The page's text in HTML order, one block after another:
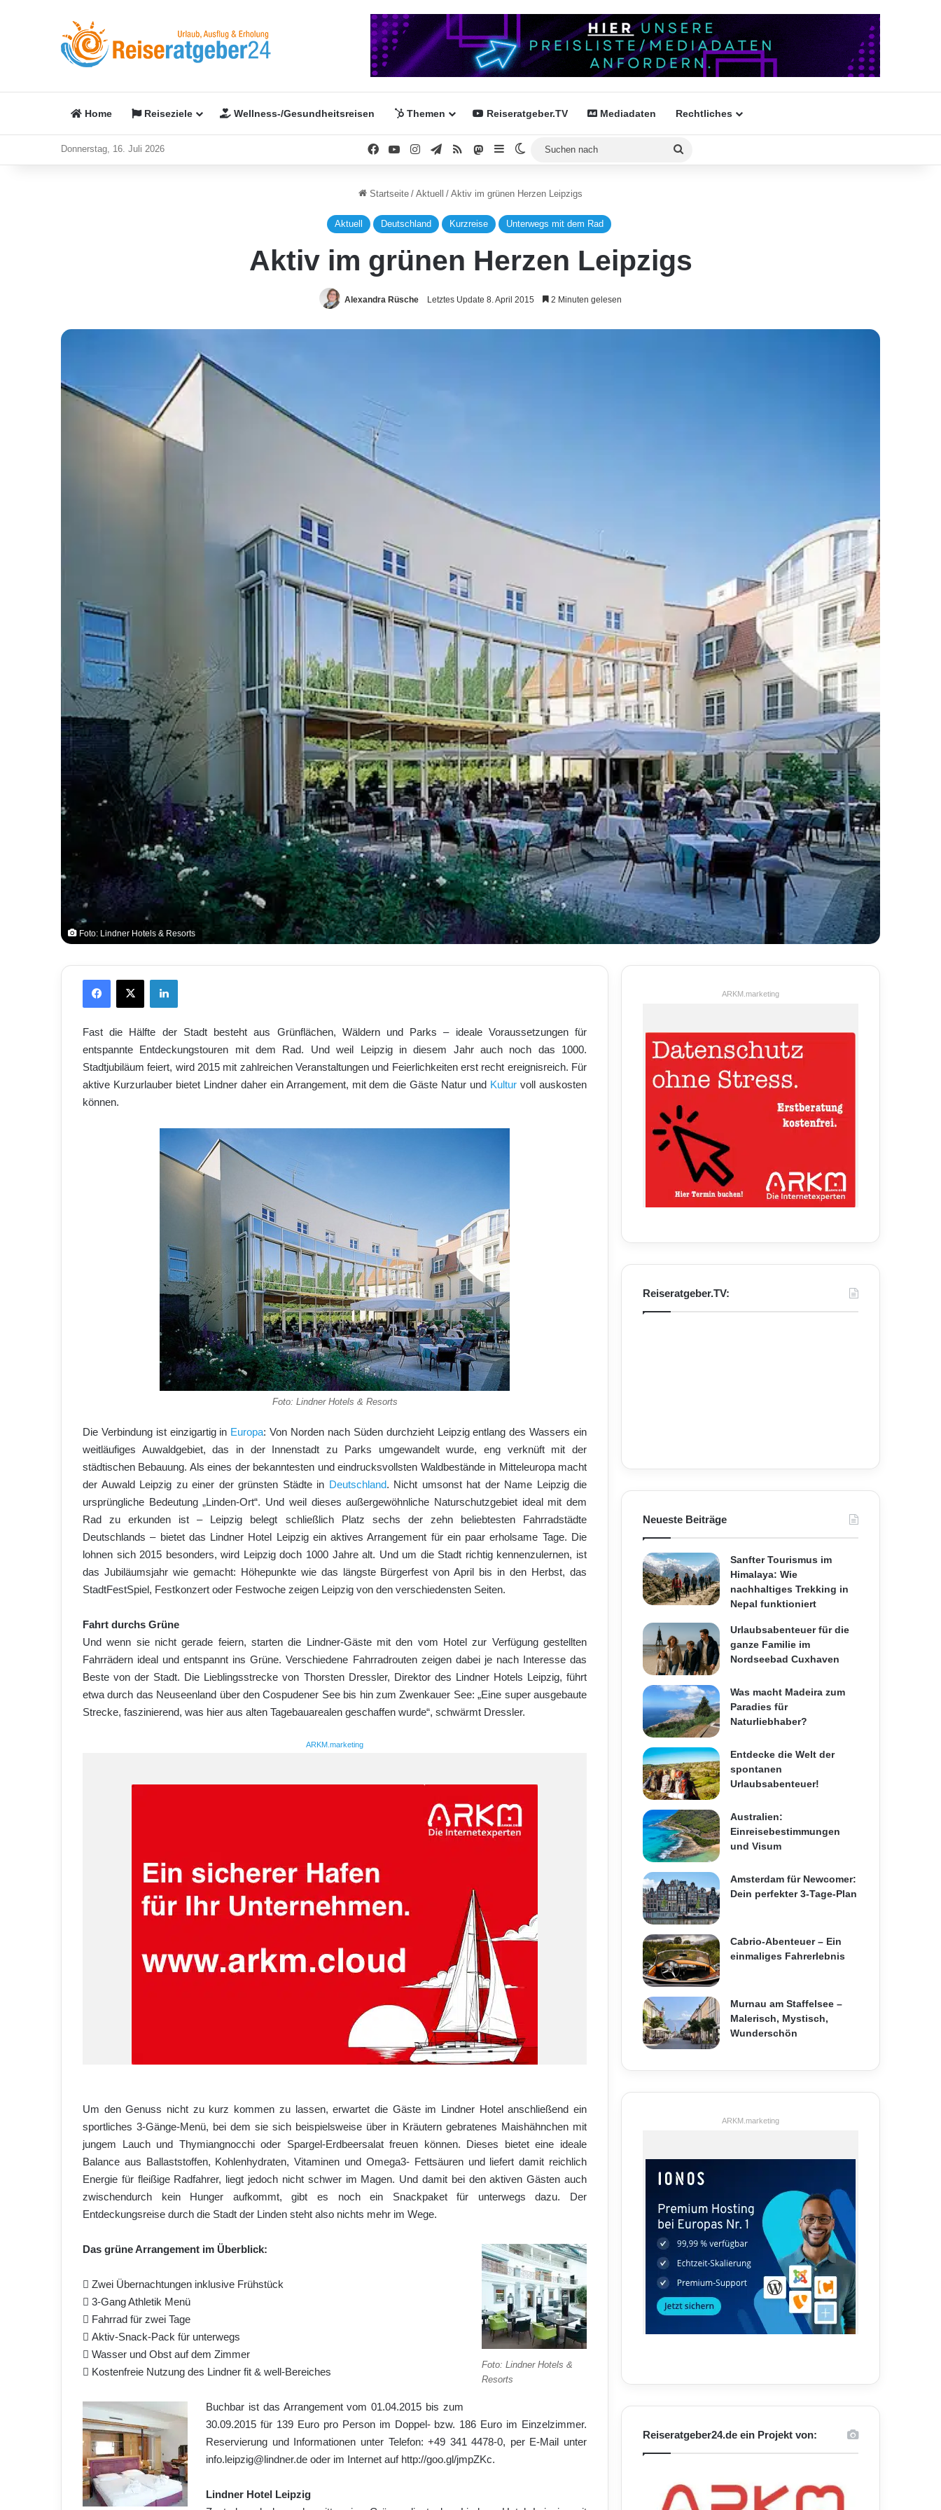
Home Reiseziele Wellness-/Gesundheitsreisen Themen Reiseratgeber.TV Mediadaten Rechtliches
Donnerstag, 16. Juli 2026 FacebookYouTubeInstagramTelegram
RSS Mastodon
SidebarSkin umschalten
Startseite / Aktuell / Aktiv im grünen Herzen Leipzigs
Aktuell Deutschland Kurzreise Unterwegs mit dem Rad
Aktiv im grünen Herzen Leipzigs
Alexandra Rüsche Letztes Update 8. April 2015 2 Minuten gelesen
Foto: Lindner Hotels & Resorts
X
Fast die Hälfte der Stadt besteht aus Grünflächen, Wäldern und Parks – ideale Voraussetzungen für
entspannte Entdeckungstouren mit dem Rad. Und weil Leipzig in diesem Jahr auch noch das 1000.
Stadtjubiläum feiert, wird 2015 mit zahlreichen Veranstaltungen und Feierlichkeiten erst recht ereignisreich. Für
aktive Kurzurlauber bietet Lindner daher ein Arrangement, mit dem die Gäste Natur und Kultur voll auskosten
können.
Foto: Lindner Hotels & Resorts
Die Verbindung ist einzigartig in Europa: Von Norden nach Süden durchzieht Leipzig entlang des Wassers ein
weitläufiges Auwaldgebiet, das in der Innenstadt zu Parks umgewandelt wurde, eng verknüft mit der
städtischen Bebauung. Als eines der bekanntesten und eindrucksvollsten Waldbestände in Mitteleuropa macht
der Auwald Leipzig zu einer der grünsten Städte in Deutschland. Nicht umsonst hat der Name Leipzig die
ursprüngliche Bedeutung „Linden-Ort“. Und weil dieses außergewöhnliche Naturschutzgebiet ideal mit dem
Rad zu erkunden ist – Leipzig belegt schließlich Platz sechs der zehn beliebtesten Fahrradstädte
Deutschlands – bietet das Lindner Hotel Leipzig ein aktives Arrangement für ein paar erholsame Tage. Die
lohnen sich 2015 besonders, wird Leipzig doch 1000 Jahre alt. Und um die Stadt richtig kennenzulernen, ist
das Jubiläumsjahr wie gemacht: Höhepunkte wie das längste Bürgerfest von April bis in den Herbst, das
StadtFestSpiel, Festkonzert oder Festwoche zeigen Leipzig von den verschiedensten Seiten.
Fahrt durchs Grüne
Und wenn sie nicht gerade feiern, starten die Lindner-Gäste mit den vom Hotel zur Verfügung gestellten
Fahrrädern ideal und entspannt ins Grüne. Verschiedene Fahrradrouten zeigen dabei je nach Interesse das
Beste von der Stadt. Die Lieblingsstrecke von Thorsten Dressler, Direktor des Lindner Hotels Leipzig, führt
etwa durch das Neuseenland über den Cospudener See bis hin zum Zwenkauer See: „Eine super ausgebaute
Strecke, faszinierend, was hier aus alten Tagebauarealen geschaffen wurde“, schwärmt Dressler.
ARKM.marketing
Um den Genuss nicht zu kurz kommen zu lassen, erwartet die Gäste im Lindner Hotel anschließend ein
sportliches 3-Gänge-Menü, bei dem sie sich beispielsweise über in Kräutern gebratenes Maishähnchen mit
jungem Lauch und Thymiangnocchi oder Spargel-Erdbeersalat freuen können. Dieses bietet eine ideale
Balance aus Ballaststoffen, Kohlenhydraten, Vitaminen und Omega3- Fettsäuren und liefert damit reichlich
Energie für fleißige Radfahrer, liegt jedoch nicht schwer im Magen. Und damit bei den aktiven Gästen auch
zwischendurch kein Hunger aufkommt, gibt es noch ein Snackpaket für unterwegs dazu. Der
Entdeckungsreise durch die Stadt der Linden steht also nichts mehr im Wege.
Foto: Lindner Hotels &
Resorts
Das grüne Arrangement im Überblick:
 Zwei Übernachtungen inklusive Frühstück
 3-Gang Athletik Menü
 Fahrrad für zwei Tage
 Aktiv-Snack-Pack für unterwegs
 Wasser und Obst auf dem Zimmer
 Kostenfreie Nutzung des Lindner fit & well-Bereiches
Buchbar ist das Arrangement vom 01.04.2015 bis zum
30.09.2015 für 139 Euro pro Person im Doppel- bzw. 186 Euro im Einzelzimmer.
Reservierung und Informationen unter Telefon: +49 341 4478-0, per E-Mail unter
info.leipzig@lindner.de oder im Internet auf http://goo.gl/jmpZKc.
Lindner Hotel Leipzig
ARKM.marketing
Reiseratgeber.TV:
Neueste Beiträge
Sanfter Tourismus im
Himalaya: Wie
nachhaltiges Trekking in
Nepal funktioniert
Urlaubsabenteuer für die
ganze Familie im
Nordseebad Cuxhaven
Was macht Madeira zum
Paradies für
Naturliebhaber?
Entdecke die Welt der
spontanen
Urlaubsabenteuer!
Australien:
Einreisebestimmungen
und Visum
Amsterdam für Newcomer:
Dein perfekter 3-Tage-Plan
Cabrio-Abenteuer – Ein
einmaliges Fahrerlebnis
Murnau am Staffelsee –
Malerisch, Mystisch,
Wunderschön
ARKM.marketing
Reiseratgeber24.de ein Projekt von: